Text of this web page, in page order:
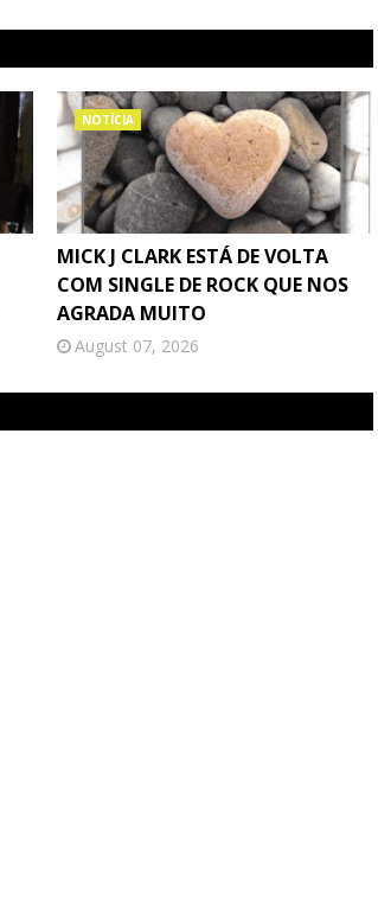
NOTÍCIA
MICK J CLARK ESTÁ DE VOLTA
COM SINGLE DE ROCK QUE NOS
AGRADA MUITO
August 07, 2026